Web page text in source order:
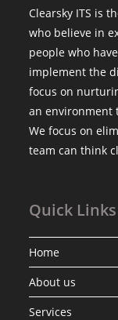
Clearsky ITS is
who believe in
people who
implement the
focus on
an environment
We focus on
team can think
Quick Links
Home
About us
Services